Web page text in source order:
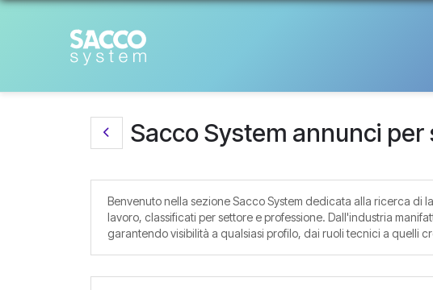
Sacco System annunci per
Benvenuto nella sezione Sacco System dedicata alla ricerca
lavoro, classificati per settore e professione. Dall'industria
garantendo visibilità a qualsiasi profilo, dai ruoli tecnici a quelli